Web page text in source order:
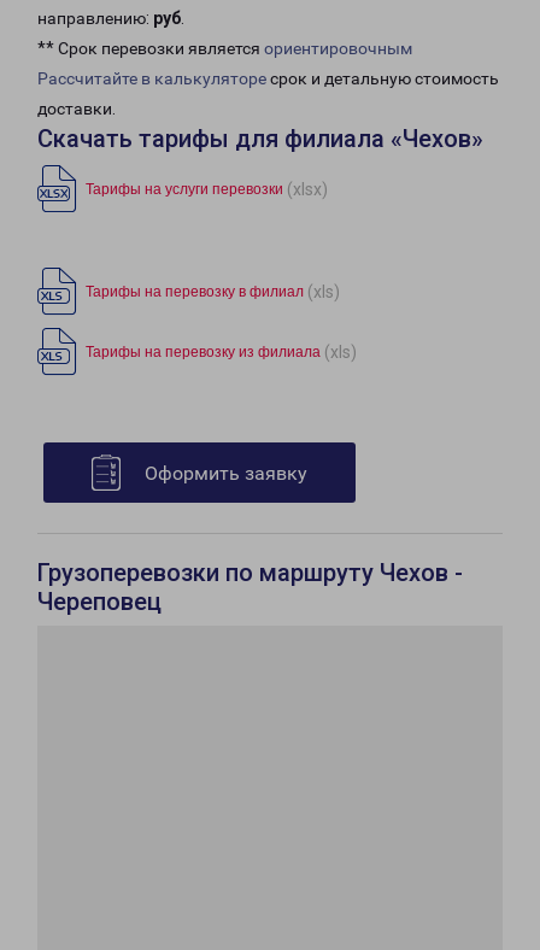
направлению: руб.
** Срок перевозки является ориентировочным
Рассчитайте в калькуляторесрок и детальную стоимость
доставки.
Скачать тарифы для филиала «Чехов»
Тарифы на услуги перевозки (xlsx)
Тарифы на перевозку в филиал (xls)
Тарифы на перевозку из филиала (xls)
Оформить заявку
Грузоперевозки по маршруту Чехов -
Череповец